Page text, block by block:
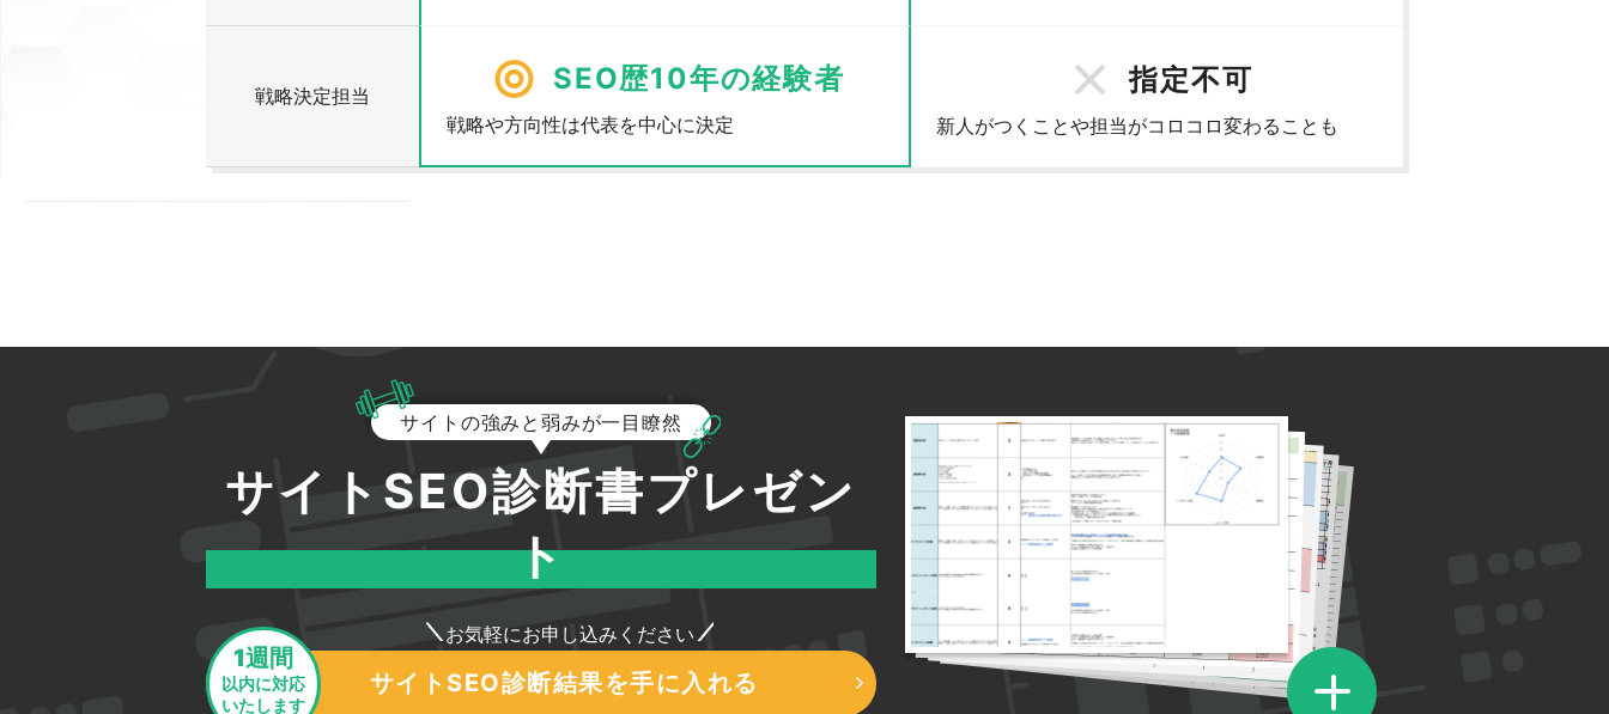
戦略決定担当 SEO歴10年の経験者
戦略や方向性は代表を中心に決定
指定不可
新人がつくことや担当がコロコロ変わることも
サイトの強みと弱みが一目瞭然
サイトSEO診断書プレゼン
ト
お気軽にお申し込みください
1週間
以内に対応
いたします
サイトSEO診断結果を手に入れる